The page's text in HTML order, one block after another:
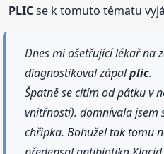
PLICse k tomuto tématu
Dnes mi ošetřující lékař na
diagnostikoval zápalplic.
Špatně se cítím od pátku v
vnitřností). domnívala jsem
chřipka. Bohužel tak tomu